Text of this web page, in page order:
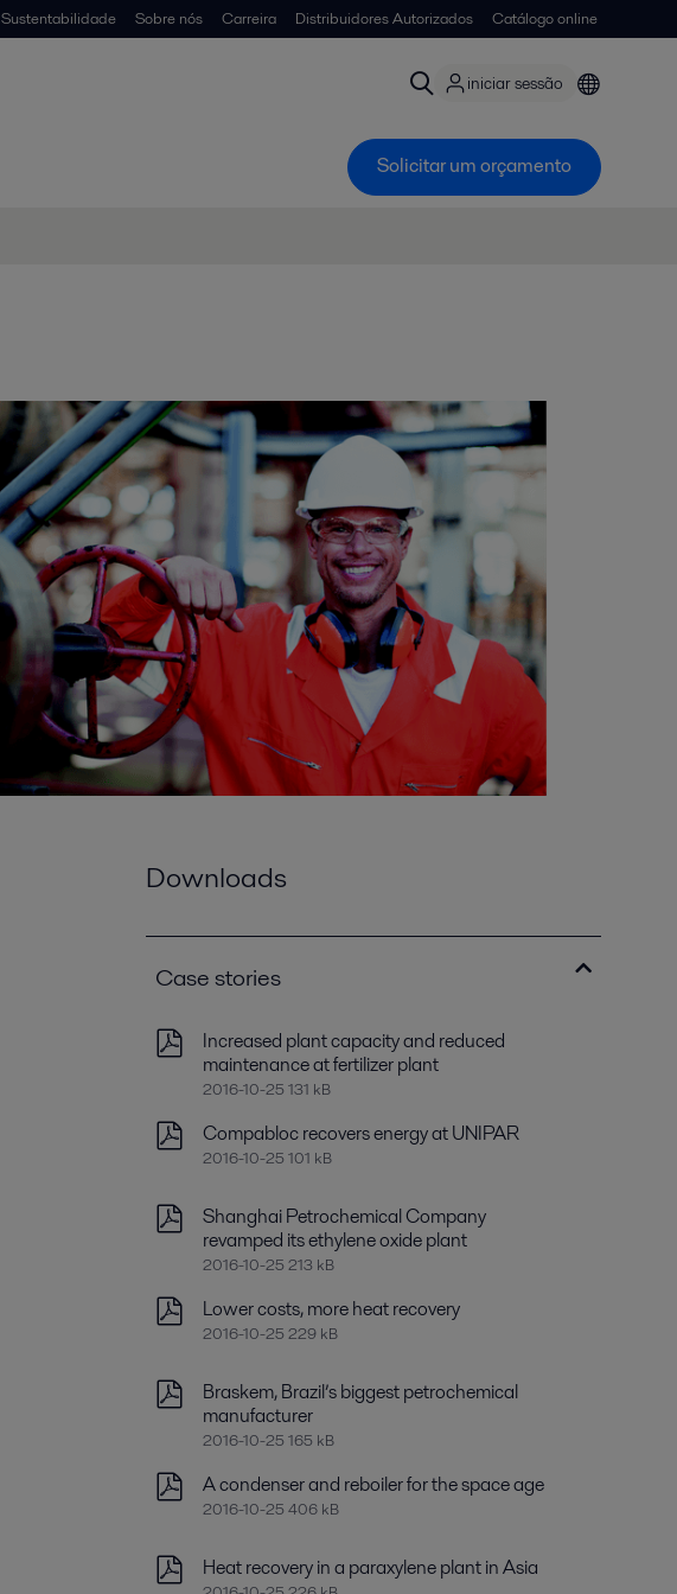
Sustentabilidade Sobre nós Carreira Distribuidores Autorizados Catálogo online
iniciar sessão
Solicitar um orçamento
Downloads
Case stories
Increased plant capacity and reduced
maintenance at fertilizer plant
2016-10-25 131 kB
Compabloc recovers energy at UNIPAR
2016-10-25 101 kB
Shanghai Petrochemical Company
revamped its ethylene oxide plant
2016-10-25 213 kB
Lower costs, more heat recovery
2016-10-25 229 kB
Braskem, Brazil’s biggest petrochemical
manufacturer
2016-10-25 165 kB
A condenser and reboiler for the space age
2016-10-25 406 kB
Heat recovery in a paraxylene plant in Asia